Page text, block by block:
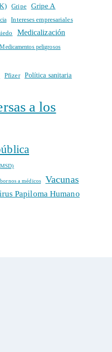
Gripe Gripe A
Intereses empresariales
Medicalización
Medicamentos peligrosos
Pfizer Política sanitaria
a los
a médicos Vacunas
Papiloma Humano